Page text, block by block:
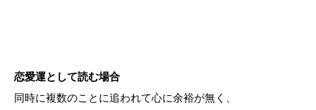
恋愛運として読む場合
同時に複数のことに追われて心に余裕が無く、